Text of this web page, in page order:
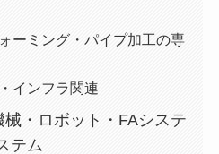
ーミング・パイプ加工の専
インフラ関連
・ロボット・FAシステ
テム